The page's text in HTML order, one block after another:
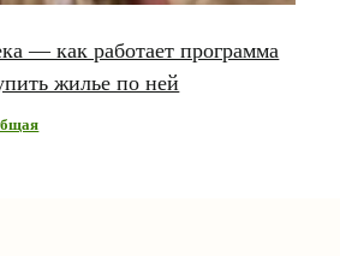
— как работает программа
жилье по ней